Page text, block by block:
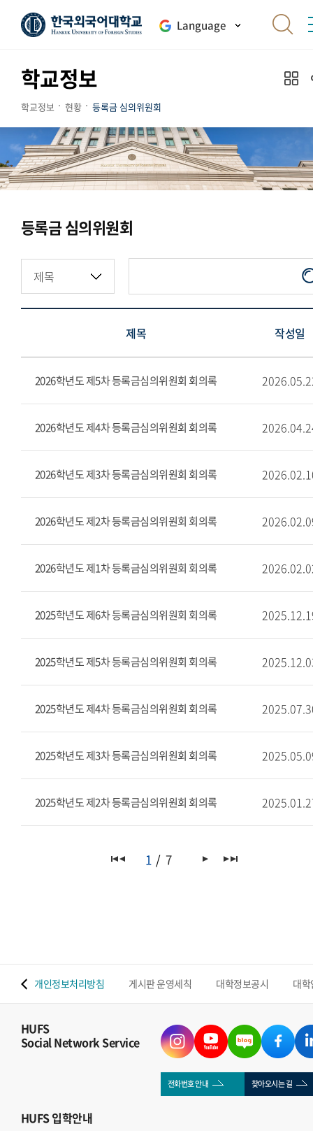
Language
학교정보
학교정보 현황 등록금 심의위원회
등록금 심의위원회
제목 작성일
2026학년도 제5차 등록금심의위원회 회의록
2026학년도 제4차 등록금심의위원회 회의록
2026학년도 제3차 등록금심의위원회 회의록
2026학년도 제2차 등록금심의위원회 회의록
2026학년도 제1차 등록금심의위원회 회의록
2025학년도 제6차 등록금심의위원회 회의록
2025학년도 제5차 등록금심의위원회 회의록
2025학년도 제4차 등록금심의위원회 회의록
2025학년도 제3차 등록금심의위원회 회의록
2025학년도 제2차 등록금심의위원회 회의록
1 7
개인정보처리방침 게시판 운영세칙 대학정보공시 대
HUFS
Social Network Service
전화번호 안내 찾아오시는 길
HUFS입학안내